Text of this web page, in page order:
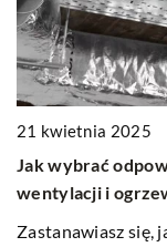
21 kwietnia 2025
Jak wybrać
wentylacji i
Zastanawiasz się,